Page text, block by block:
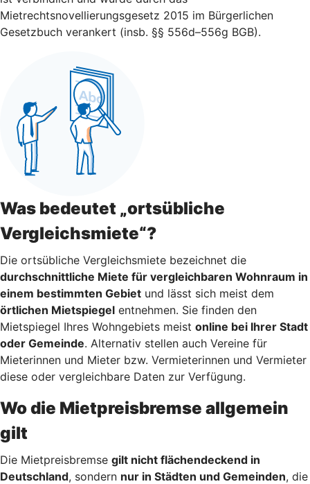
Mietrechtsnovellierungsgesetz 2015 im Bürgerlichen
Gesetzbuch verankert (insb. §§ 556d–556g BGB).
Was bedeutet „ortsübliche
Vergleichsmiete“?
Die ortsübliche Vergleichsmiete bezeichnet die
durchschnittliche Miete für vergleichbaren Wohnraum in
einem bestimmten Gebiet und lässt sich meist dem
örtlichen Mietspiegel entnehmen. Sie finden den
Mietspiegel Ihres Wohngebiets meist online bei Ihrer Stadt
oder Gemeinde. Alternativ stellen auch Vereine für
Mieterinnen und Mieter bzw. Vermieterinnen und Vermieter
diese oder vergleichbare Daten zur Verfügung.
Wo die Mietpreisbremse allgemein
gilt
Die Mietpreisbremse gilt nicht flächendeckend in
Deutschland, sondern nur in Städten und Gemeinden, die